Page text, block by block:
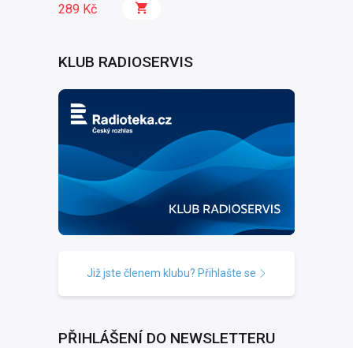
289 Kč
KLUB RADIOSERVIS
Již jste členem klubu? Přihlašte se
PŘIHLÁŠENÍ DO NEWSLETTERU